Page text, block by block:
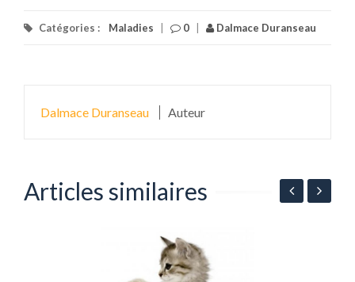
Catégories : Maladies 0 Dalmace Duranseau
Dalmace Duranseau Auteur
Articles similaires